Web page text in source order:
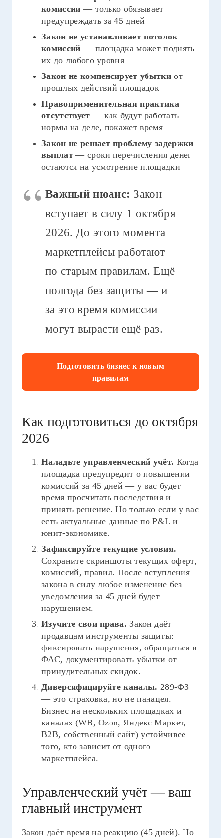
комиссии — только обязывает
предупреждать за 45 дней
Закон не устанавливает потолок
комиссий — площадка может поднять
их до любого уровня
Закон не компенсирует убыткиот
прошлых действий площадок
Правоприменительная практика
отсутствует — как будут работать
нормы на деле, покажет время
Закон не решает проблему задержки
выплат— сроки перечисления денег
остаются на усмотрение площадки
Важный нюанс: Закон
вступает в силу 1 октября
2026. До этого момента
маркетплейсы работают
по старым правилам. Ещё
полгода без защиты — и
за это время комиссии
могут вырасти ещё раз.
Подготовить бизнес к новым
правилам
Как подготовиться до октября
2026
Наладьте управленческий учёт. Когда
площадка предупредит о повышении
комиссий за 45 дней — у вас будет
время просчитать последствия и
принять решение. Но только если у вас
есть актуальные данные по P&L и
юнит-экономике.
Зафиксируйте текущие условия.
Сохраните скриншоты текущих оферт,
комиссий, правил. После вступления
закона в силу любое изменение без
уведомления за 45 дней будет
нарушением.
Изучите свои права. Закон даёт
продавцам инструменты защиты:
фиксировать нарушения, обращаться в
ФАС, документировать убытки от
принудительных скидок.
Диверсифицируйте каналы. 289-ФЗ
— это страховка, но не панацея.
Бизнес на нескольких площадках и
каналах (WB, Ozon, Яндекс Маркет,
B2B, собственный сайт) устойчивее
того, кто зависит от одного
маркетплейса.
Управленческий учёт — ваш
главный инструмент
Закон даёт время на реакцию (45 дней). Но